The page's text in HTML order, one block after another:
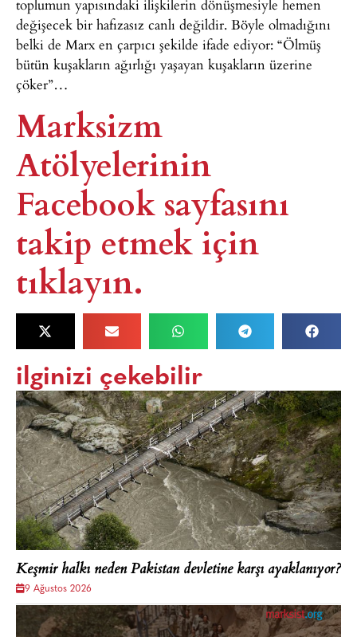
toplumun yapısındaki ilişkilerin dönüşmesiyle hemen
değişecek bir hafızasız canlı değildir. Böyle olmadığını
belki de Marx en çarpıcı şekilde ifade ediyor: “Ölmüş
bütün kuşakların ağırlığı yaşayan kuşakların üzerine
çöker”…
Marksizm
Atölyelerinin
Facebook sayfasını
takip etmek için
tıklayın.
ilginizi çekebilir
Keşmir halkı neden Pakistan devletine karşı ayaklanıyor?
9 Ağustos 2026